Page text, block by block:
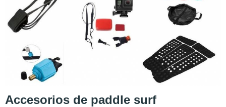
Accesorios de paddle surf